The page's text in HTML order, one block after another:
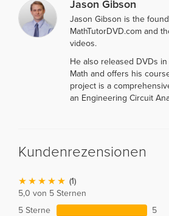
Jason Gibson
Jason Gibson is the
MathTutorDVD.com and
videos.
He also released DVDs
Math and offers his
project is a
an Engineering Circuit
Kundenrezensionen
(1)
5,0 von 5 Sternen
5 Sterne
5